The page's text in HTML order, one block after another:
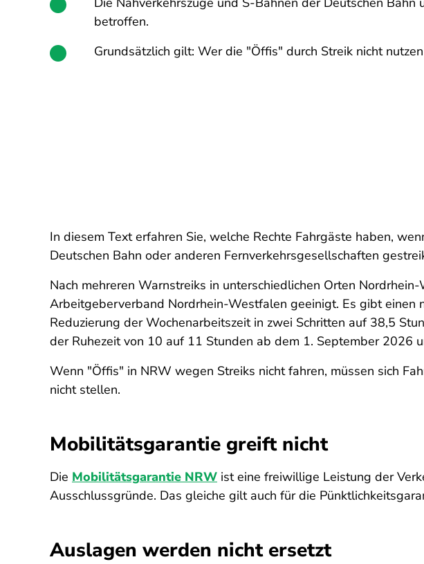
betroffen.
Grundsätzlich gilt: Wer die "Öffis" durch Streik nicht
In diesem Text erfahren Sie, welche Rechte Fahrgäste haben,
Deutschen Bahn oder anderen Fernverkehrsgesellschaften
Nach mehreren Warnstreiks in unterschiedlichen Orten
Arbeitgeberverband Nordrhein-Westfalen geeinigt. Es gibt einen
Reduzierung der Wochenarbeitszeit in zwei Schritten auf 38,5
der Ruhezeit von 10 auf 11 Stunden ab dem 1. September 2026
Wenn "Öffis" in NRW wegen Streiks nicht fahren, müssen sich
nicht stellen.
Mobilitätsgarantie greift nicht
Die Mobilitätsgarantie NRW ist eine freiwillige Leistung der
Ausschlussgründe. Das gleiche gilt auch für die
Auslagen werden nicht ersetzt